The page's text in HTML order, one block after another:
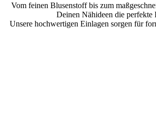
Vom feinen Blusenstoff bis zum
Deinen Nähideen die perfekte
Unsere hochwertigen Einlagen sorgen für